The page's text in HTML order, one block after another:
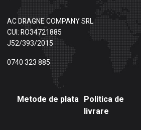
AC DRAGNE COMPANY SRL
CUI: RO34721885
J52/393/2015
0740 323 885
Metode de plata Politica de
livrare